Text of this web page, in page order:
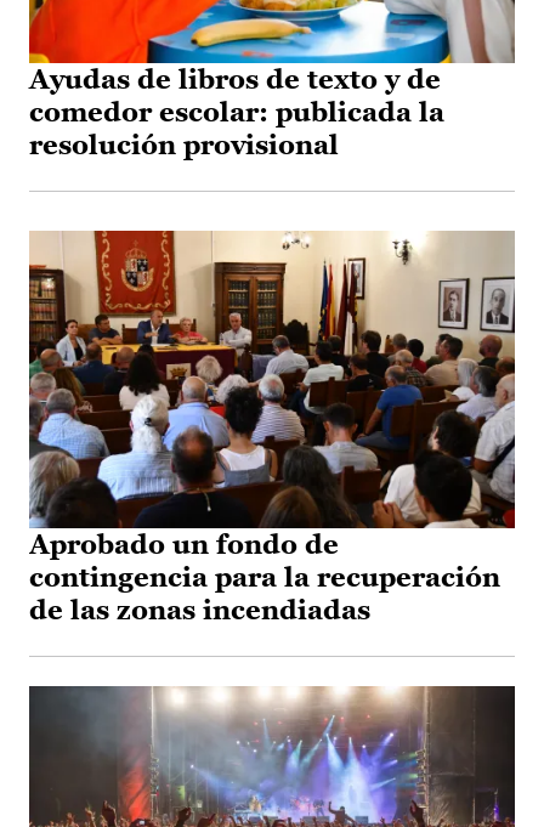
Ayudas de libros de texto y de
comedor escolar: publicada la
resolución provisional
Aprobado un fondo de
contingencia para la recuperación
de las zonas incendiadas